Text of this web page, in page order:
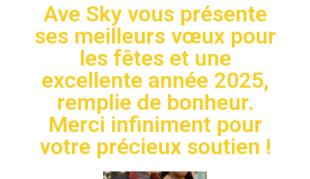
Ave Sky vous présente
ses meilleurs vœux pour
les fêtes et une
excellente année 2025,
remplie de bonheur.
Merci infiniment pour
votre précieux soutien !